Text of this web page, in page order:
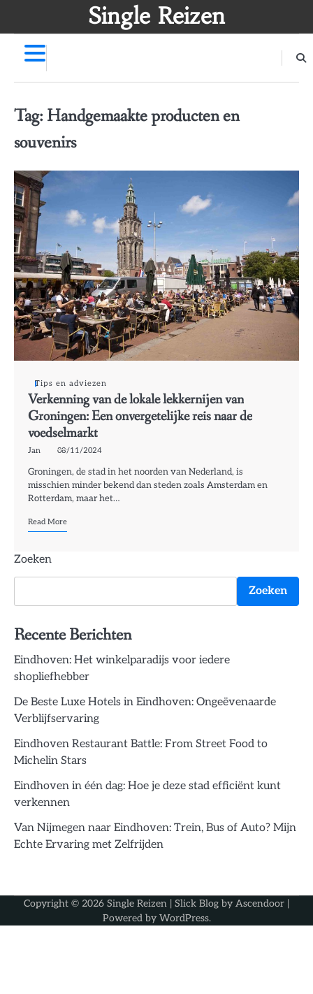
Single Reizen
Tag: Handgemaakte producten en
souvenirs
Tips en adviezen
Verkenning van de lokale lekkernijen van
Groningen: Een onvergetelijke reis naar de
voedselmarkt
Jan 08/11/2024
Groningen, de stad in het noorden van Nederland, is
misschien minder bekend dan steden zoals Amsterdam en
Rotterdam, maar het…
Read More
Zoeken
Zoeken
Recente Berichten
Eindhoven: Het winkelparadijs voor iedere
shopliefhebber
De Beste Luxe Hotels in Eindhoven: Ongeëvenaarde
Verblijfservaring
Eindhoven Restaurant Battle: From Street Food to
Michelin Stars
Eindhoven in één dag: Hoe je deze stad efficiënt kunt
verkennen
Van Nijmegen naar Eindhoven: Trein, Bus of Auto? Mijn
Echte Ervaring met Zelfrijden
Copyright © 2026 Single Reizen | Slick Blog by Ascendoor |
Powered by WordPress.